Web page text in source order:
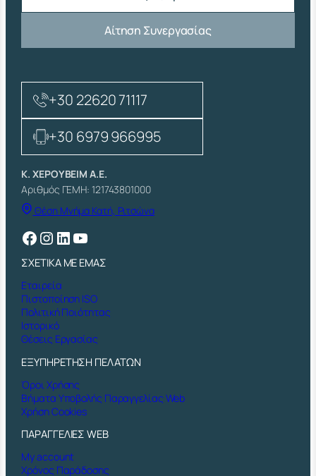
Αίτηση Συνεργασίας
+30 22620 71117
+30 6979 966995
Κ. ΧΕΡΟΥΒΕΙΜ Α.Ε.
Αριθμός ΓΕΜΗ: 121743801000
Θέση Μνήμα Κατή, Ριτσώνα
Facebook Instagram Linkedin YouTube
ΣΧΕΤΙΚΑ ΜΕ ΕΜΑΣ
Εταιρεία
Πιστοποίηση ISO
Πολιτική Ποιότητας
Ιστορικό
Θέσεις Εργασίας
ΕΞΥΠΗΡΕΤΗΣΗ ΠΕΛΑΤΩΝ
Όροι Χρήσης
Βήματα Υποβολής Παραγγελίας Web
Χρήση Cookies
ΠΑΡΑΓΓΕΛΙΕΣ WEB
My account
Χρόνος Παράδοσης